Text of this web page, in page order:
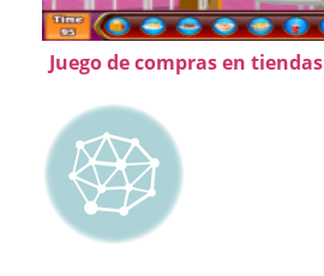
Juego de compras en tiendas